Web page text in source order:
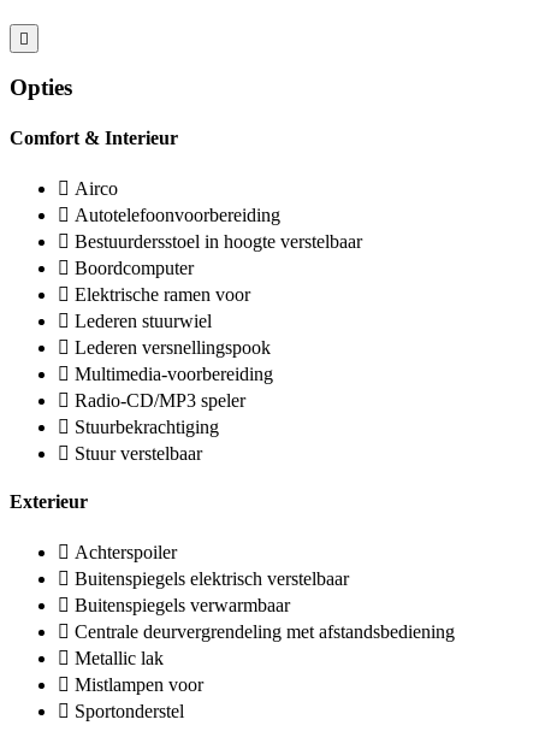
Opties
Comfort & Interieur
Airco
Autotelefoonvoorbereiding
Bestuurdersstoel in hoogte verstelbaar
Boordcomputer
Elektrische ramen voor
Lederen stuurwiel
Lederen versnellingspook
Multimedia-voorbereiding
Radio-CD/MP3 speler
Stuurbekrachtiging
Stuur verstelbaar
Exterieur
Achterspoiler
Buitenspiegels elektrisch verstelbaar
Buitenspiegels verwarmbaar
Centrale deurvergrendeling met afstandsbediening
Metallic lak
Mistlampen voor
Sportonderstel